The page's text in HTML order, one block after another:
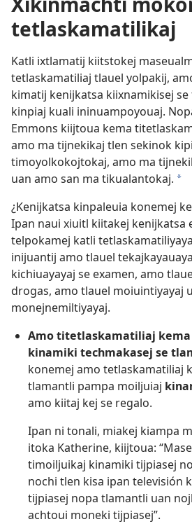
tetlaskamatilikaj
Katli ixtlamatij kiitstokej
tetlaskamatiliaj tlauel yolpakij,
kimatij kenijkatsa kiixnamikisej
kinpiaj kuali ininuampoyouaj.
Emmons kiijtoua kema
amo ma tijnekikaj tlen sekinok
timoyolkokojtokaj, amo ma
uan amo san ma tikualantokaj. a
¿Kenijkatsa kinpaleuia konemej
Ipan naui xiuitl kiitakej kenijkatsa
telpokamej katli
inijuantij amo tlauel
kichiuayayaj se examen, amo
drogas, amo tlauel moiuintiyayaj
monejnemiltiyayaj.
Amo titetlaskamatiliaj
kinamiki techmakasej se
konemej amo tetlaskamatiliaj
tlamantli pampa moiljuiaj
amo kiitaj kej se regalo.
Ipan ni tonali, miakej kiampa
itoka Katherine, kiijtoua:
timoiljuikaj kinamiki tijpiasej
nochi tlen kisa ipan televisión
tijpiasej nopa tlamantli uan
achtoui moneki tijpiasej”.